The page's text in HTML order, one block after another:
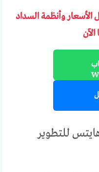
الأسعار وأنظمة السداد
للتطوير